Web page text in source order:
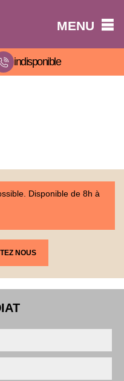
MENU
indisponible
Disponible de 8h à
NOUS